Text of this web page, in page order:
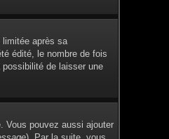
limitée après sa
édité, le nombre de fois
possibilité de laisser une
Vous pouvez aussi ajouter